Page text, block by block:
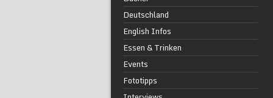
Deutschland
English Infos
Essen & Trinken
Events
Fototipps